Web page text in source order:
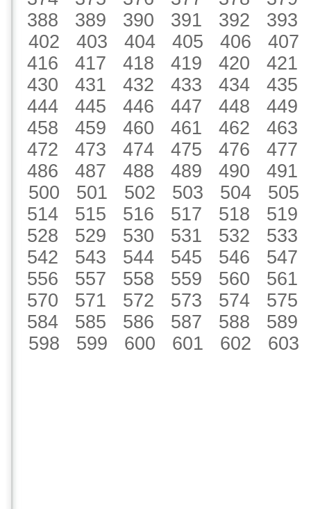
388
389 390 391 392
393
402
403 404 405 406
407
416
417 418 419 420
421
430
431 432 433 434
435
444
445 446 447 448
449
458
459 460 461 462
463
472
473 474 475 476
477
486
487 488 489 490
491
500
501 502 503 504
505
514
515 516 517 518
519
528
529 530 531 532
533
542
543 544 545 546
547
556
557 558 559 560
561
570
571 572 573 574
575
584
585 586 587 588
589
598
599 600 601 602 603